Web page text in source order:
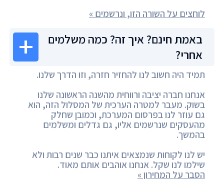
לוחצים על השורה הזו, ונרשמים »
באמת חינם? איך זה? כמה משלמים
אחרי?
תמיד היה חשוב לנו להחזיר חזרה, וזו הדרך שלנו.
אנחנו חברה יציבה ורווחית מהשנה הראשונה שלנו
בשוק. מעבר למטרה הערכית של המסלול הזה, הוא
גם עוזר לנו בפרסום המערכת, וכמובן שחלק
מהעסקים שנרשמים אליו, גם גדלים ומשלמים
בהמשך.
יש לנו לקוחות שנמצאים איתנו כבר שנים רבות ולא
שילמו לנו שקל. אנחנו אוהבים אותם מאוד.
הסבר על המחירון »